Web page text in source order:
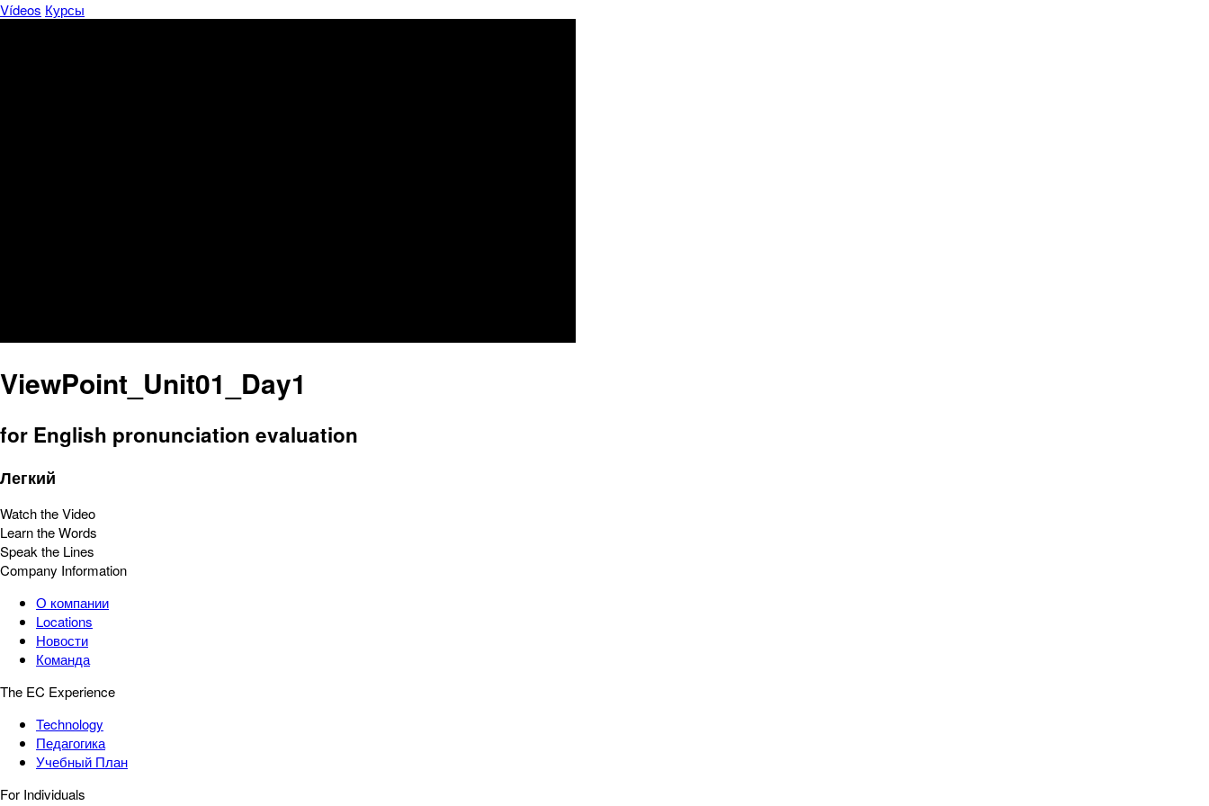
Vídeos Курсы
ViewPoint_Unit01_Day1
for English pronunciation evaluation
Легкий
Watch the Video
Learn the Words
Speak the Lines
Company Information
О компании
Locations
Новости
Команда
The EC Experience
Technology
Педагогика
Учебный План
For Individuals